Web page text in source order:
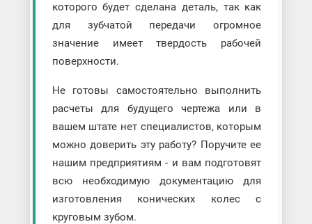
которого будет сделана деталь, так как
для зубчатой передачи огромное
значение имеет твердость рабочей
поверхности.
Не готовы самостоятельно выполнить
расчеты для будущего чертежа или в
вашем штате нет специалистов, которым
можно доверить эту работу? Поручите ее
нашим предприятиям - и вам подготовят
всю необходимую документацию для
изготовления конических колес с
круговым зубом.